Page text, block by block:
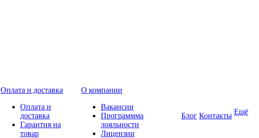
Оплата и доставка
Оплата и
доставка
Гарантия на
товар
О компании
Вакансии
Программма
лояльности
Лицензии
Блог Контакты Ещё